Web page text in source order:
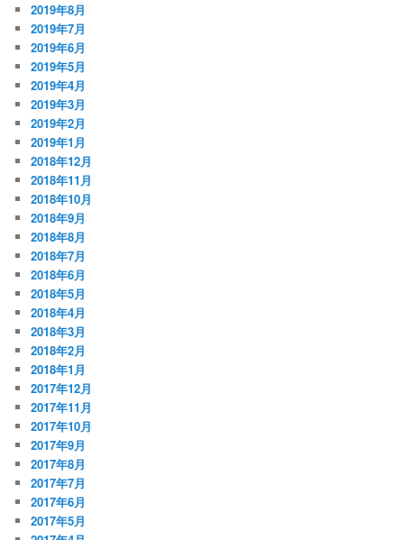
2019年8月
2019年7月
2019年6月
2019年5月
2019年4月
2019年3月
2019年2月
2019年1月
2018年12月
2018年11月
2018年10月
2018年9月
2018年8月
2018年7月
2018年6月
2018年5月
2018年4月
2018年3月
2018年2月
2018年1月
2017年12月
2017年11月
2017年10月
2017年9月
2017年8月
2017年7月
2017年6月
2017年5月